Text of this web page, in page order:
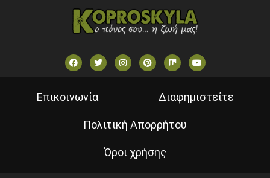
Επικοινωνία Διαφημιστείτε
Πολιτική Απορρήτου
Όροι χρήσης